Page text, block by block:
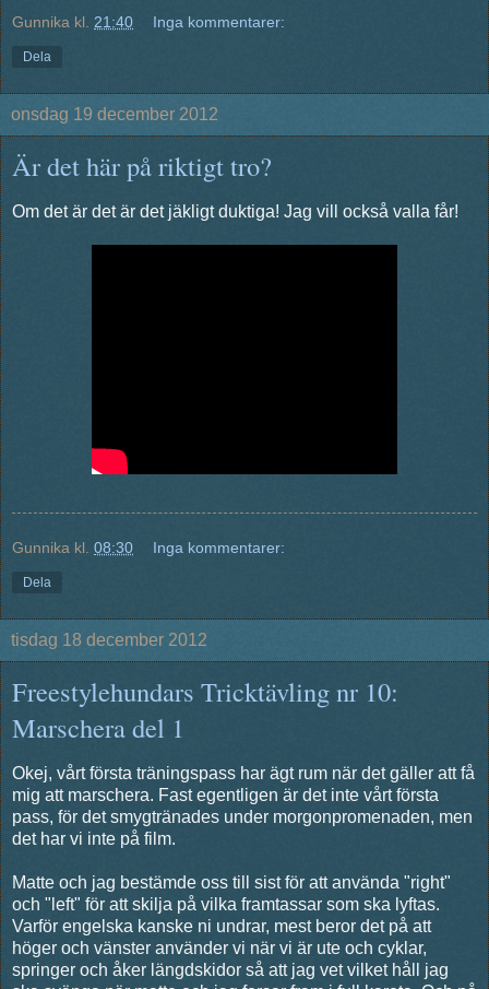
Gunnika kl. 21:40 Inga kommentarer:
Dela
onsdag 19 december 2012
Är det här på riktigt tro?
Om det är det är det jäkligt duktiga! Jag vill också valla får!
Gunnika kl. 08:30 Inga kommentarer:
Dela
tisdag 18 december 2012
Freestylehundars Tricktävling nr 10:
Marschera del 1
Okej, vårt första träningspass har ägt rum när det gäller att få
mig att marschera. Fast egentligen är det inte vårt första
pass, för det smygtränades under morgonpromenaden, men
det har vi inte på film.
Matte och jag bestämde oss till sist för att använda "right"
och "left" för att skilja på vilka framtassar som ska lyftas.
Varför engelska kanske ni undrar, mest beror det på att
höger och vänster använder vi när vi är ute och cyklar,
springer och åker längdskidor så att jag vet vilket håll jag